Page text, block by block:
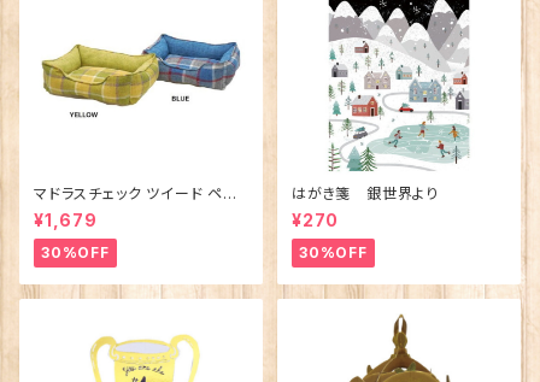
マドラスチェック ツイード ペット
ベッド（犬猫用）M
¥1,679
30%OFF
はがき箋 銀世界より
¥270
30%OFF